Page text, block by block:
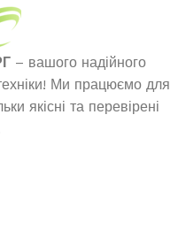
– вашого надійного
техніки! Ми працюємо для
якісні та перевірені